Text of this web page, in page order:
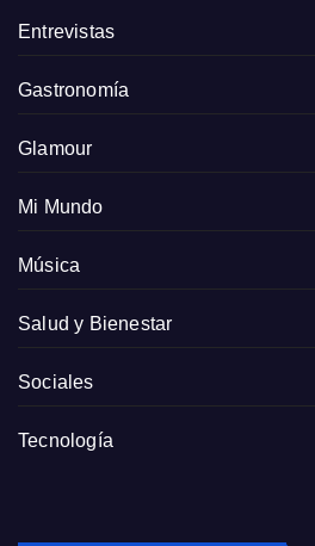
Entrevistas
Gastronomía
Glamour
Mi Mundo
Música
Salud y Bienestar
Sociales
Tecnología